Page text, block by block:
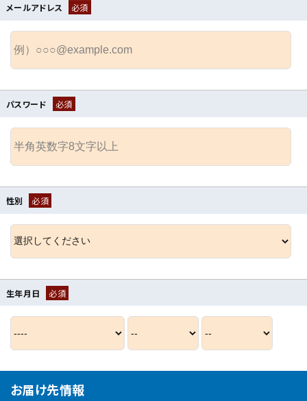
メールアドレス 必須
パスワード 必須
性別 必須
生年月日 必須
お届け先情報